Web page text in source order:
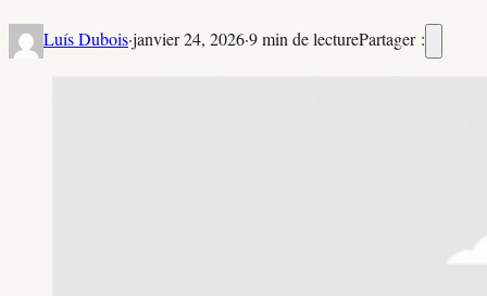
Luís Dubois·janvier 24, 2026·9 min de lecturePartager :